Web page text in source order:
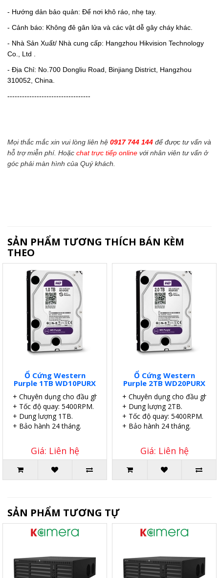
- Hướng dản bảo quản: Để nơi khô ráo, nhẹ tay.
- Cảnh báo: Không đê gân lửa và các vật dễ gây cháy khác.
- Nhà Sản Xuất/ Nhà cung cấp: Hangzhou Hikvision Technology
Co., Ltd .
- Địa Chỉ: No.700 Dongliu Road, Binjiang District, Hangzhou
310052, China.
----------------------------------
Mọi thắc mắc xin vui lòng liên hệ 0917 744 144 để được tư vấn và
hỗ trợ miễn phí. Hoặc chat trực tiếp online với nhân viên tư vấn ở
góc phải màn hình của Quý khách.
SẢN PHẨM TƯƠNG THÍCH BÁN KÈM
THEO
Ổ Cứng Western
Purple 1TB WD10PURX
+ Chuyên dụng cho đầu ghi.
+ Tốc độ quay: 5400RPM.
+ Dung lượng 1TB.
+ Bảo hành 24 tháng.
Giá: Liên hệ
Ổ Cứng Western
Purple 2TB WD20PURX
+ Chuyên dụng cho đầu ghi.
+ Dung lượng 2TB.
+ Tốc độ quay: 5400RPM.
+ Bảo hành 24 tháng.
Giá: Liên hệ
SẢN PHẨM TƯƠNG TỰ